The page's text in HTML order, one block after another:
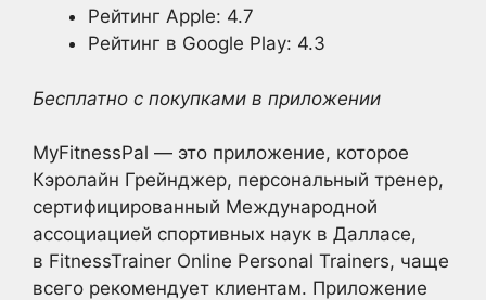
Рейтинг Apple: 4.7
Рейтинг в Google Play: 4.3
Бесплатно с покупками в приложении
MyFitnessPal — это приложение, которое
Кэролайн Грейнджер, персональный тренер,
сертифицированный Международной
ассоциацией спортивных наук в Далласе,
в FitnessTrainer Online Personal Trainers, чаще
всего рекомендует клиентам. Приложение